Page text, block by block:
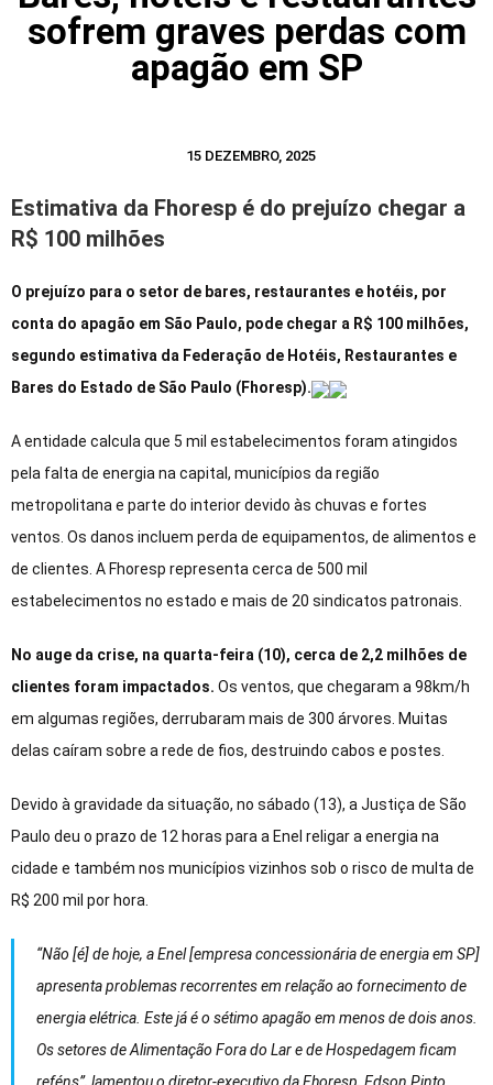
sofrem graves perdas com
apagão em SP
15 DEZEMBRO, 2025
Estimativa da Fhoresp é do prejuízo chegar a
R$ 100 milhões
O prejuízo para o setor de bares, restaurantes e hotéis, por
conta do apagão em São Paulo, pode chegar a R$ 100 milhões,
segundo estimativa da Federação de Hotéis, Restaurantes e
Bares do Estado de São Paulo (Fhoresp).
A entidade calcula que 5 mil estabelecimentos foram atingidos
pela falta de energia na capital, municípios da região
metropolitana e parte do interior devido às chuvas e fortes
ventos. Os danos incluem perda de equipamentos, de alimentos e
de clientes. A Fhoresp representa cerca de 500 mil
estabelecimentos no estado e mais de 20 sindicatos patronais.
No auge da crise, na quarta-feira (10), cerca de 2,2 milhões de
clientes foram impactados. Os ventos, que chegaram a 98km/h
em algumas regiões, derrubaram mais de 300 árvores. Muitas
delas caíram sobre a rede de fios, destruindo cabos e postes.
Devido à gravidade da situação, no sábado (13), a Justiça de São
Paulo deu o prazo de 12 horas para a Enel religar a energia na
cidade e também nos municípios vizinhos sob o risco de multa de
R$ 200 mil por hora.
“Não [é] de hoje, a Enel [empresa concessionária de energia em SP]
apresenta problemas recorrentes em relação ao fornecimento de
energia elétrica. Este já é o sétimo apagão em menos de dois anos.
Os setores de Alimentação Fora do Lar e de Hospedagem ficam